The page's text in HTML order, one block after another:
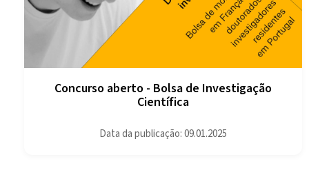
Concurso aberto - Bolsa de Investigação
Científica
Data da publicação: 09.01.2025